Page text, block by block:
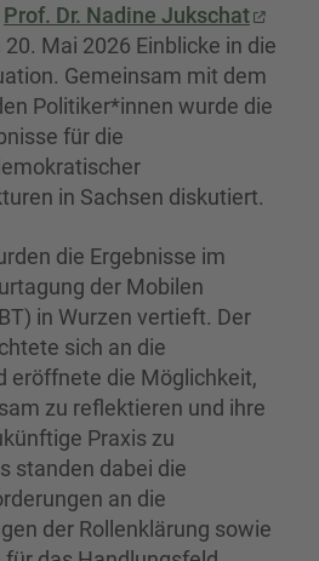
Prof. Dr. Nadine Jukschat
Mai 2026 Einblicke in die
Gemeinsam mit dem
Politiker*innen wurde die
für die
in Sachsen diskutiert.
die Ergebnisse im
der Mobilen
in Wurzen vertieft. Der
sich an die
eröffnete die Möglichkeit,
zu reflektieren und ihre
Praxis zu
standen dabei die
an die
der Rollenklärung sowie